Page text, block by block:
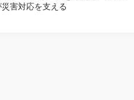
害対応を支える